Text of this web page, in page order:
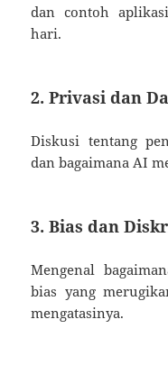
dan contoh
hari.
2. Privasi dan
Diskusi tentang
dan bagaimana AI
3. Bias dan
Mengenal
bias yang
mengatasinya.